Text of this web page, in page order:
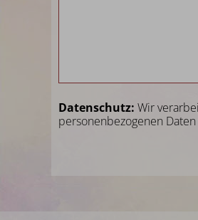
Datenschutz: Wir
personenbezogenen